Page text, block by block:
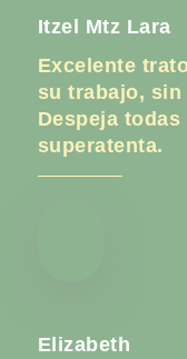
Itzel Mtz Lara
Excelente
su trabajo, sin
Despeja
superatenta.
Elizabeth